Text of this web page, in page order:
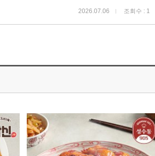
2026.07.06 조회수 : 1